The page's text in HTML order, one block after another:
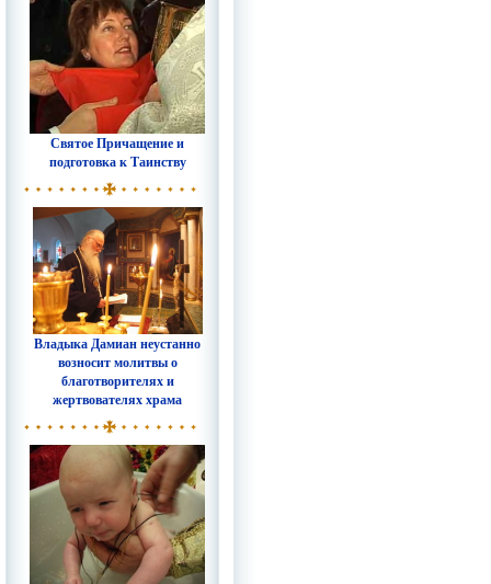
Святое Причащение и
подготовка к Таинству
Владыка Дамиан неустанно
возносит молитвы о
благотворителях и
жертвователях храма